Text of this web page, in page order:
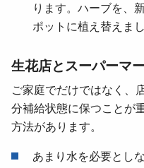
ります。ハーブを、
ポットに植え替えまし
生花店とスーパーマ
ご家庭でだけではなく、
分補給状態に保つことが
方法があります。
あまり水を必要とし